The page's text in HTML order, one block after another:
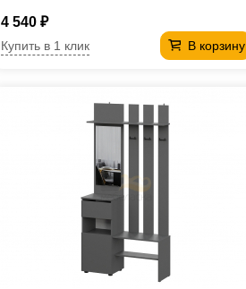
4 540 ₽
В корзину
Купить в 1 клик